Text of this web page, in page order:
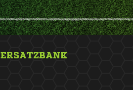
ERSATZBANK